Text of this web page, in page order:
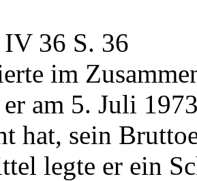
36 S. 36
im
am 5. Juli
hat, sein
legte er ein